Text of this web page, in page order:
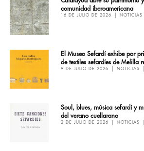
comunidad iberoamericana
16 DE JULIO DE 2026 NOTICIAS
El Museo Sefardí exhibe por
de textiles sefardíes de Melilla
9 DE JULIO DE 2026 NOTICIAS
Soul, blues, música sefardí y
del verano cuellarano
2 DE JULIO DE 2026 NOTICIAS